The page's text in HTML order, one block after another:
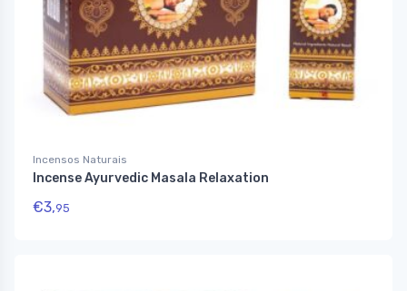
Incensos Naturais
Incense Ayurvedic Masala Relaxation
€3,95